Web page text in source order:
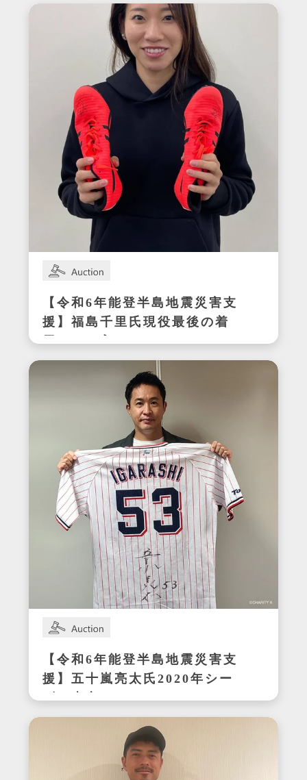
【令和6年能登半島地震災害支
援】福島千里氏現役最後の着
用サイン入りスパイク
【令和6年能登半島地震災害支
援】五十嵐亮太氏2020年シー
ズン東京ヤクルトスワローズ
在籍時の着用サイン入りユニ